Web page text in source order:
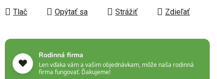
Tlač Opýtať sa Strážiť Zdieľať
❤️
Rodinná firma
Len vďaka vám a vašim objednávkam, môže naša rodinná
firma fungovať. Ďakujeme!